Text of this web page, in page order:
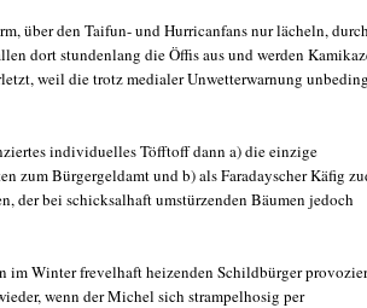
über den Taifun- und Hurricanfans nur lächeln, durch
dort stundenlang die Öffis aus und werden
weil die trotz medialer Unwetterwarnung
individuelles Töfftoff dann a) die einzige
zum Bürgergeldamt und b) als Faradayscher Käfig
der bei schicksalhaft umstürzenden Bäumen jedoch
im Winter frevelhaft heizenden Schildbürger
wenn der Michel sich strampelhosig per